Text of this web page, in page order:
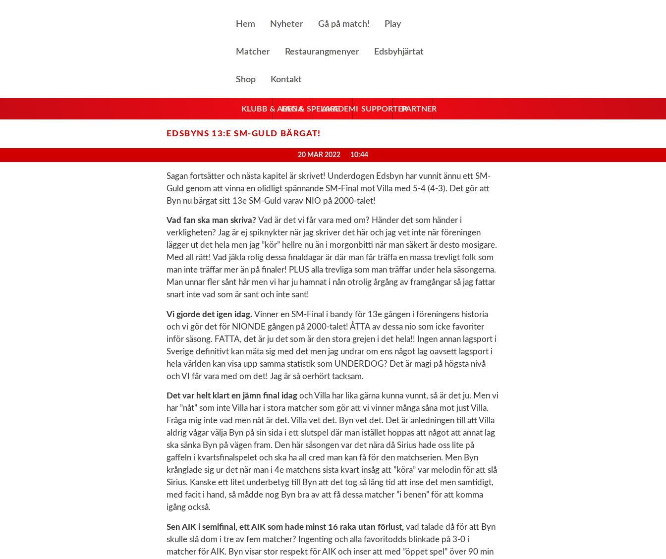
Hem Nyheter Gå på match! Play
Matcher Restaurangmenyer Edsbyhjärtat
Shop Kontakt
KLUBB & ARENALAG & SPELAREAKADEMI SUPPORTERPARTNER
EDSBYNS 13:E SM-GULD BÄRGAT!
20 MAR 2022 10:44
Sagan fortsätter och nästa kapitel är skrivet! Underdogen Edsbyn har vunnit ännu ett SM-
Guld genom att vinna en olidligt spännande SM-Final mot Villa med 5-4 (4-3). Det gör att
Byn nu bärgat sitt 13e SM-Guld varav NIO på 2000-talet!
Vad fan ska man skriva? Vad är det vi får vara med om? Händer det som händer i
verkligheten? Jag är ej spiknykter när jag skriver det här och jag vet inte när föreningen
lägger ut det hela men jag ”kör” hellre nu än i morgonbitti när man säkert är desto mosigare.
Med all rätt! Vad jäkla rolig dessa finaldagar är där man får träffa en massa trevligt folk som
man inte träffar mer än på finaler! PLUS alla trevliga som man träffar under hela säsongerna.
Man unnar fler sånt här men vi har ju hamnat i nån otrolig årgång av framgångar så jag fattar
snart inte vad som är sant och inte sant!
Vi gjorde det igen idag. Vinner en SM-Final i bandy för 13e gången i föreningens historia
och vi gör det för NIONDE gången på 2000-talet! ÅTTA av dessa nio som icke favoriter
inför säsong. FATTA, det är ju det som är den stora grejen i det hela!! Ingen annan lagsport i
Sverige definitivt kan mäta sig med det men jag undrar om ens något lag oavsett lagsport i
hela världen kan visa upp samma statistik som UNDERDOG? Det är magi på högsta nivå
och VI får vara med om det! Jag är så oerhört tacksam.
Det var helt klart en jämn final idag och Villa har lika gärna kunna vunnt, så är det ju. Men vi
har ”nåt” som inte Villa har i stora matcher som gör att vi vinner många såna mot just Villa.
Fråga mig inte vad men nåt är det. Villa vet det. Byn vet det. Det är anledningen till att Villa
aldrig vågar välja Byn på sin sida i ett slutspel där man istället hoppas att något att annat lag
ska sänka Byn på vägen fram. Den här säsongen var det nära då Sirius hade oss lite på
gaffeln i kvartsfinalspelet och ska ha all cred man kan få för den matchserien. Men Byn
krånglade sig ur det när man i 4e matchens sista kvart insåg att ”köra” var melodin för att slå
Sirius. Kanske ett litet underbetyg till Byn att det tog så lång tid att inse det men samtidigt,
med facit i hand, så mådde nog Byn bra av att få dessa matcher ”i benen” för att komma
igång också.
Sen AIK i semifinal, ett AIK som hade minst 16 raka utan förlust, vad talade då för att Byn
skulle slå dom i tre av fem matcher? Ingenting och alla favoritodds blinkade på 3-0 i
matcher för AIK. Byn visar stor respekt för AIK och inser att med ”öppet spel” över 90 min